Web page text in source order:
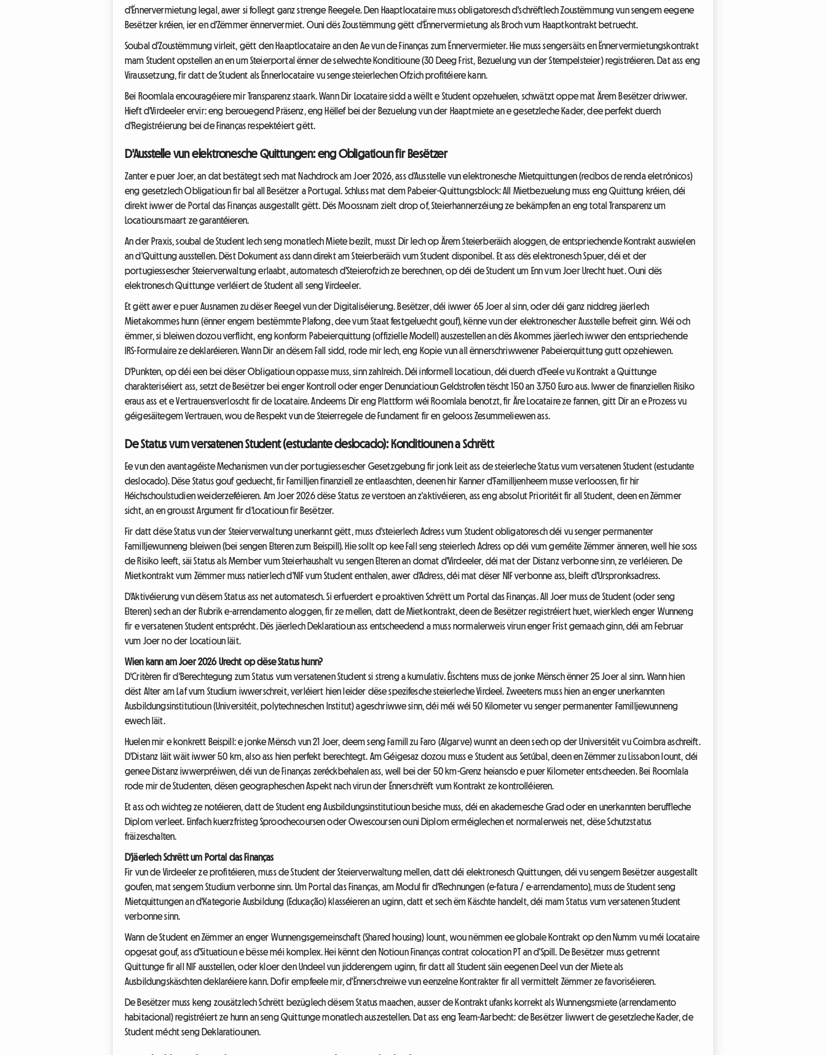
d'Ënnervermietung legal, awer si follegt ganz strenge Reegele. Den Haaptlocataire muss obligatoresch d'schrëftlech Zoustëmmung vun sengem eegene
Besëtzer kréien, ier en d'Zëmmer ënnervermiet. Ouni dës Zoustëmmung gëtt d'Ënnervermietung als Broch vum Haaptkontrakt betruecht.
Soubal d'Zoustëmmung virleit, gëtt den Haaptlocataire an den Ae vun de Finanças zum Ënnervermieter. Hie muss sengersäits en Ënnervermietungskontrakt
mam Student opstellen an en um Steierportal ënner de selwechte Konditioune (30 Deeg Frist, Bezuelung vun der Stempelsteier) registréieren. Dat ass eng
Viraussetzung, fir datt de Student als Ënnerlocataire vu senge steierlechen Ofzich profitéiere kann.
Bei Roomlala encouragéiere mir Transparenz staark. Wann Dir Locataire sidd a wëllt e Student opzehuelen, schwätzt oppe mat Ärem Besëtzer driwwer.
Hieft d'Virdeeler ervir: eng berouegend Präsenz, eng Hëllef bei der Bezuelung vun der Haaptmiete an e gesetzleche Kader, dee perfekt duerch
d'Registréierung bei de Finanças respektéiert gëtt.
D'Ausstelle vun elektronesche Quittungen: eng Obligatioun fir Besëtzer
Zanter e puer Joer, an dat bestätegt sech mat Nachdrock am Joer 2026, ass d'Ausstelle vun elektronesche Mietquittungen (recibos de renda eletrónicos)
eng gesetzlech Obligatioun fir bal all Besëtzer a Portugal. Schluss mat dem Pabeier-Quittungsblock: All Mietbezuelung muss eng Quittung kréien, déi
direkt iwwer de Portal das Finanças ausgestallt gëtt. Dës Moossnam zielt drop of, Steierhannerzéiung ze bekämpfen an eng total Transparenz um
Locatiounsmaart ze garantéieren.
An der Praxis, soubal de Student Iech seng monatlech Miete bezilt, musst Dir Iech op Ärem Steierberäich aloggen, de entspriechende Kontrakt auswielen
an d'Quittung ausstellen. Dëst Dokument ass dann direkt am Steierberäich vum Student disponibel. Et ass dës elektronesch Spuer, déi et der
portugiessescher Steierverwaltung erlaabt, automatesch d'Steierofzich ze berechnen, op déi de Student um Enn vum Joer Urecht huet. Ouni dës
elektronesch Quittunge verléiert de Student all seng Virdeeler.
Et gëtt awer e puer Ausnamen zu dëser Reegel vun der Digitaliséierung. Besëtzer, déi iwwer 65 Joer al sinn, oder déi ganz niddreg jäerlech
Mietakommes hunn (ënner engem bestëmmte Plafong, dee vum Staat festgeluecht gouf), kënne vun der elektronescher Ausstelle befreit ginn. Wéi och
ëmmer, si bleiwen dozou verflicht, eng konform Pabeierquittung (offizielle Modell) auszestellen an dës Akommes jäerlech iwwer den entspriechende
IRS-Formulaire ze deklaréieren. Wann Dir an dësem Fall sidd, rode mir Iech, eng Kopie vun all ënnerschriwwener Pabeierquittung gutt opzehiewen.
D'Punkten, op déi een bei dëser Obligatioun oppasse muss, sinn zahlreich. Déi informell Locatioun, déi duerch d'Feele vu Kontrakt a Quittunge
charakteriséiert ass, setzt de Besëtzer bei enger Kontroll oder enger Denunciatioun Geldstrofen tëscht 150 an 3.750 Euro aus. Iwwer de finanziellen Risiko
eraus ass et e Vertrauensverloscht fir de Locataire. Andeems Dir eng Plattform wéi Roomlala benotzt, fir Äre Locataire ze fannen, gitt Dir an e Prozess vu
géigesäitegem Vertrauen, wou de Respekt vun de Steierregele de Fundament fir en gelooss Zesummeliewen ass.
De Status vum versatenen Student (estudante deslocado): Konditiounen a Schrëtt
Ee vun den avantagéiste Mechanismen vun der portugiessescher Gesetzgebung fir jonk Leit ass de steierleche Status vum versatenen Student (estudante
deslocado). Dëse Status gouf geduecht, fir Familljen finanziell ze entlaaschten, deenen hir Kanner d'Familljenheem musse verloossen, fir hir
Héichschoulstudien weiderzeféieren. Am Joer 2026 dëse Status ze verstoen an z'aktivéieren, ass eng absolut Prioritéit fir all Student, deen en Zëmmer
sicht, an en grousst Argument fir d'Locatioun fir Besëtzer.
Fir datt dëse Status vun der Steierverwaltung unerkannt gëtt, muss d'steierlech Adress vum Student obligatoresch déi vu senger permanenter
Familljewunneng bleiwen (bei sengen Elteren zum Beispill). Hie sollt op kee Fall seng steierlech Adress op déi vum geméite Zëmmer änneren, well hie soss
de Risiko leeft, säi Status als Member vum Steierhaushalt vu sengen Elteren an domat d'Virdeeler, déi mat der Distanz verbonne sinn, ze verléieren. De
Mietkontrakt vum Zëmmer muss natierlech d'NIF vum Student enthalen, awer d'Adress, déi mat dëser NIF verbonne ass, bleift d'Urspronksadress.
D'Aktivéierung vun dësem Status ass net automatesch. Si erfuerdert e proaktiven Schrëtt um Portal das Finanças. All Joer muss de Student (oder seng
Elteren) sech an der Rubrik e-arrendamento aloggen, fir ze mellen, datt de Mietkontrakt, deen de Besëtzer registréiert huet, wierklech enger Wunneng
fir e versatenen Student entsprécht. Dës jäerlech Deklaratioun ass entscheedend a muss normalerweis virun enger Frist gemaach ginn, déi am Februar
vum Joer no der Locatioun läit.
Wien kann am Joer 2026 Urecht op dëse Status hunn?
D'Critèren fir d'Berechtegung zum Status vum versatenen Student si streng a kumulativ. Éischtens muss de jonke Mënsch ënner 25 Joer al sinn. Wann hien
dëst Alter am Laf vum Studium iwwerschreit, verléiert hien leider dëse spezifesche steierleche Virdeel. Zweetens muss hien an enger unerkannten
Ausbildungsinstitutioun (Universitéit, polytechneschen Institut) ageschriwwe sinn, déi méi wéi 50 Kilometer vu senger permanenter Familljewunneng
ewech läit.
Huelen mir e konkrett Beispill: e jonke Mënsch vun 21 Joer, deem seng Famill zu Faro (Algarve) wunnt an deen sech op der Universitéit vu Coimbra aschreift.
D'Distanz läit wäit iwwer 50 km, also ass hien perfekt berechtegt. Am Géigesaz dozou muss e Student aus Setúbal, deen en Zëmmer zu Lissabon lount, déi
genee Distanz iwwerpréiwen, déi vun de Finanças zeréckbehalen ass, well bei der 50 km-Grenz heiansdo e puer Kilometer entscheeden. Bei Roomlala
rode mir de Studenten, dësen geographeschen Aspekt nach virun der Ënnerschrëft vum Kontrakt ze kontrolléieren.
Et ass och wichteg ze notéieren, datt de Student eng Ausbildungsinstitutioun besiche muss, déi en akademesche Grad oder en unerkannten beruffleche
Diplom verleet. Einfach kuerzfristeg Sproochecoursen oder Owescoursen ouni Diplom erméiglechen et normalerweis net, dëse Schutzstatus
fräizeschalten.
D'jäerlech Schrëtt um Portal das Finanças
Fir vun de Virdeeler ze profitéieren, muss de Student der Steierverwaltung mellen, datt déi elektronesch Quittungen, déi vu sengem Besëtzer ausgestallt
goufen, mat sengem Studium verbonne sinn. Um Portal das Finanças, am Modul fir d'Rechnungen (e-fatura / e-arrendamento), muss de Student seng
Mietquittungen an d'Kategorie Ausbildung (Educação) klasséieren an uginn, datt et sech ëm Käschte handelt, déi mam Status vum versatenen Student
verbonne sinn.
Wann de Student en Zëmmer an enger Wunnengsgemeinschaft (Shared housing) lount, wou nëmmen ee globale Kontrakt op den Numm vu méi Locataire
opgesat gouf, ass d'Situatioun e bësse méi komplex. Hei kënnt den Notioun Finanças contrat colocation PT an d'Spill. De Besëtzer muss getrennt
Quittunge fir all NIF ausstellen, oder kloer den Undeel vun jidderengem uginn, fir datt all Student säin eegenen Deel vun der Miete als
Ausbildungskäschten deklaréiere kann. Dofir empfeele mir, d'Ënnerschreiwe vun eenzelne Kontrakter fir all vermittelt Zëmmer ze favoriséieren.
De Besëtzer muss keng zousätzlech Schrëtt bezüglech dësem Status maachen, ausser de Kontrakt ufanks korrekt als Wunnengsmiete (arrendamento
habitacional) registréiert ze hunn an seng Quittunge monatlech auszestellen. Dat ass eng Team-Aarbecht: de Besëtzer liwwert de gesetzleche Kader, de
Student mécht seng Deklaratiounen.